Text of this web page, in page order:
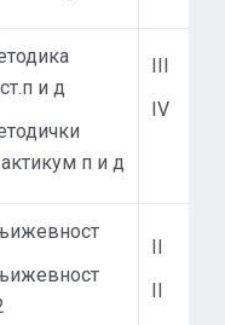
и д
п и д
III
IV
II
II